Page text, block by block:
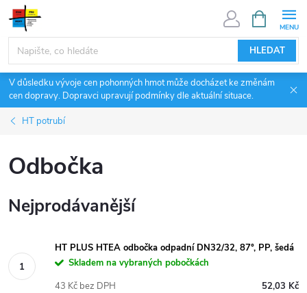
Přejít
obsah
HLEDAT
NÁKUPNÍ
KOŠÍK
V důsledku vývoje cen pohonných hmot může docházet ke změnám
cen dopravy. Dopravci upravují podmínky dle aktuální situace.
HT potrubí
Odbočka
Nejprodávanější
HT PLUS HTEA odbočka odpadní DN32/32, 87°, PP, šedá
Skladem na vybraných pobočkách
52,03 Kč
43 Kč bez DPH